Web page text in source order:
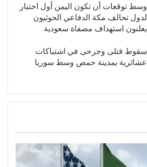
وسط توقعات أن تكون اليمن أول اختبار
لدول تحالف مكة الدفاعي الحوثيون
يعلنون استهداف مصفاة سعودية
سقوط قتلى وجرحى في اشتباكات
عشائرية بمدينة حمص وسط سوريا